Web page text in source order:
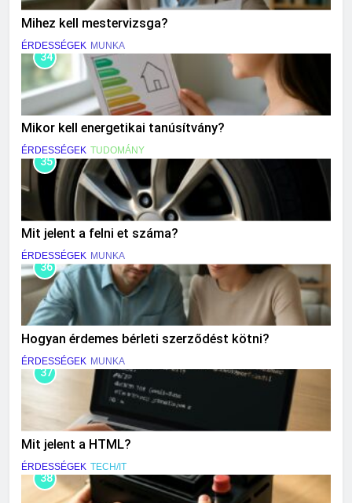
Mihez kell mestervizsga?
ÉRDESSÉGEK MUNKA
34
Mikor kell energetikai tanúsítvány?
ÉRDESSÉGEK TUDOMÁNY
35
Mit jelent a felni et száma?
ÉRDESSÉGEK MUNKA
36
Hogyan érdemes bérleti szerződést kötni?
ÉRDESSÉGEK MUNKA
37
Mit jelent a HTML?
ÉRDESSÉGEK TECH/IT
38